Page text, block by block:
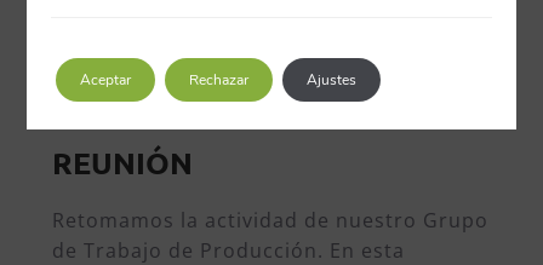
REUNIÓN
Retomamos la actividad de nuestro Grupo
de Trabajo de Producción. En esta
Aceptar Rechazar Ajustes